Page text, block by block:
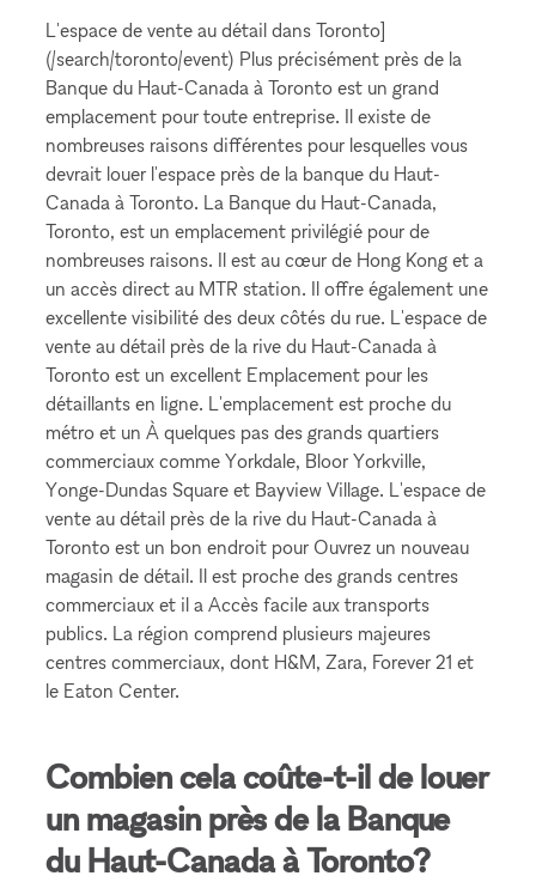
L'espace de vente au détail dans Toronto]
(/search/toronto/event) Plus précisément près de la
Banque du Haut-Canada à Toronto est un grand
emplacement pour toute entreprise. Il existe de
nombreuses raisons différentes pour lesquelles vous
devrait louer l'espace près de la banque du Haut-
Canada à Toronto. La Banque du Haut-Canada,
Toronto, est un emplacement privilégié pour de
nombreuses raisons. Il est au cœur de Hong Kong et a
un accès direct au MTR station. Il offre également une
excellente visibilité des deux côtés du rue. L'espace de
vente au détail près de la rive du Haut-Canada à
Toronto est un excellent Emplacement pour les
détaillants en ligne. L'emplacement est proche du
métro et un À quelques pas des grands quartiers
commerciaux comme Yorkdale, Bloor Yorkville,
Yonge-Dundas Square et Bayview Village. L'espace de
vente au détail près de la rive du Haut-Canada à
Toronto est un bon endroit pour Ouvrez un nouveau
magasin de détail. Il est proche des grands centres
commerciaux et il a Accès facile aux transports
publics. La région comprend plusieurs majeures
centres commerciaux, dont H&M, Zara, Forever 21 et
le Eaton Center.
Combien cela coûte-t-il de louer
un magasin près de la Banque
du Haut-Canada à Toronto?